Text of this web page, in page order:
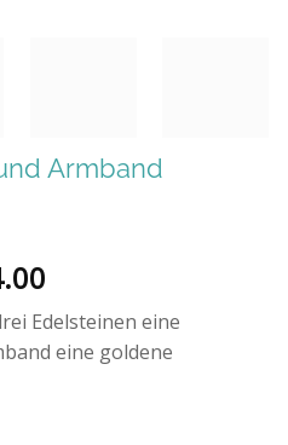
Armband
Preis
ist:
CHF 94.00.
Edelsteinen eine
eine goldene